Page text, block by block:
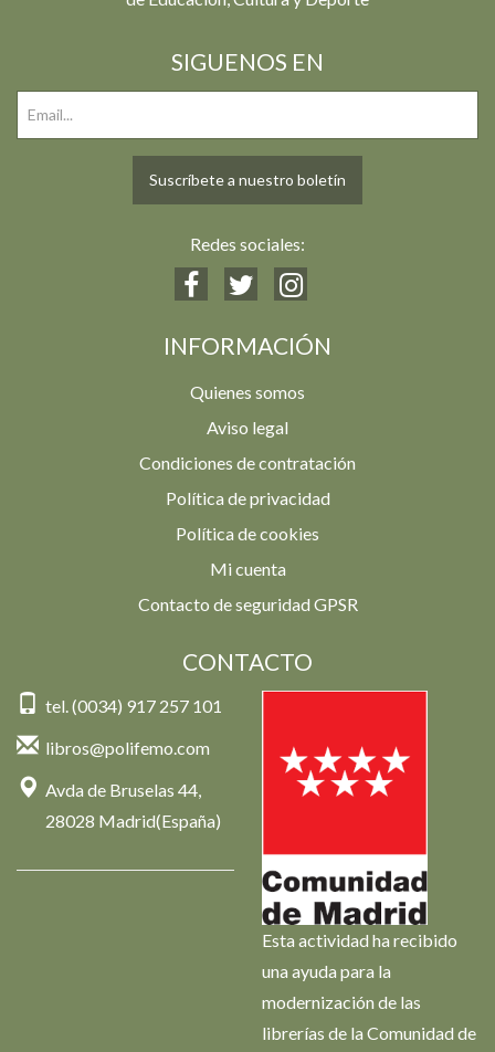
SIGUENOS EN
Suscríbete a nuestro boletín
Redes sociales:
INFORMACIÓN
Quienes somos
Aviso legal
Condiciones de contratación
Política de privacidad
Política de cookies
Mi cuenta
Contacto de seguridad GPSR
CONTACTO
tel. (0034) 917 257 101
libros@polifemo.com
Avda de Bruselas 44,
28028 Madrid(España)
Esta actividad ha recibido
una ayuda para la
modernización de las
librerías de la Comunidad de